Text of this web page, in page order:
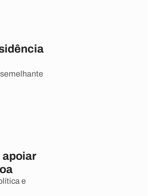
apoiar
e